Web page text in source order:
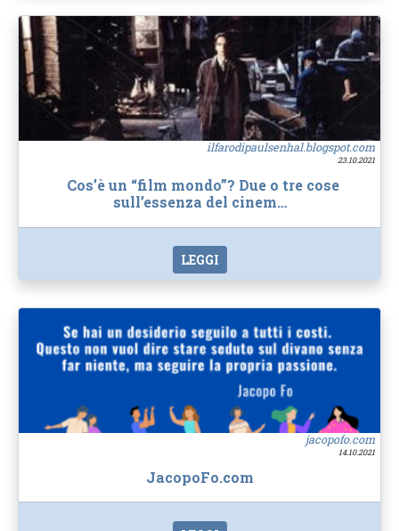
ilfarodipaulsenhal.blogspot.com
23.10.2021
Cos’è un “film mondo”? Due o tre cose
sull’essenza del cinem…
LEGGI
jacopofo.com
14.10.2021
JacopoFo.com